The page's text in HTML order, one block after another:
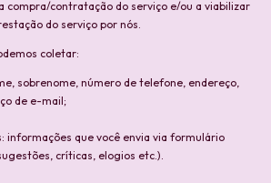
compra/contratação do serviço e/ou a viabilizar
do serviço por nós.
coletar:
sobrenome, número de telefone, endereço,
de e-mail;
informações que você envia via formulário
críticas, elogios etc.).